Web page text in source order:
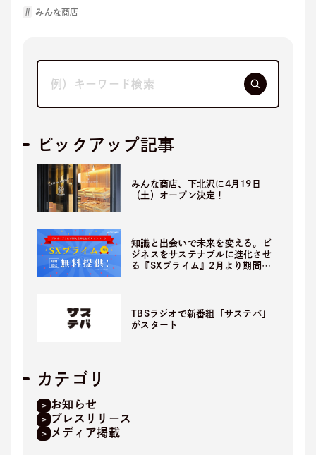
MINERAL WATER」パッケージを刷新
みんな商店
ピックアップ記事
みんな商店、下北沢に4月19日
（土）オープン決定！
知識と出会いで未来を変える。ビ
ジネスをサステナブルに進化させ
る『SXプライム』2月より期間限
TBSラジオで新番組「サステバ」
がスタート
カテゴリ
お知らせ
プレスリリース
メディア掲載